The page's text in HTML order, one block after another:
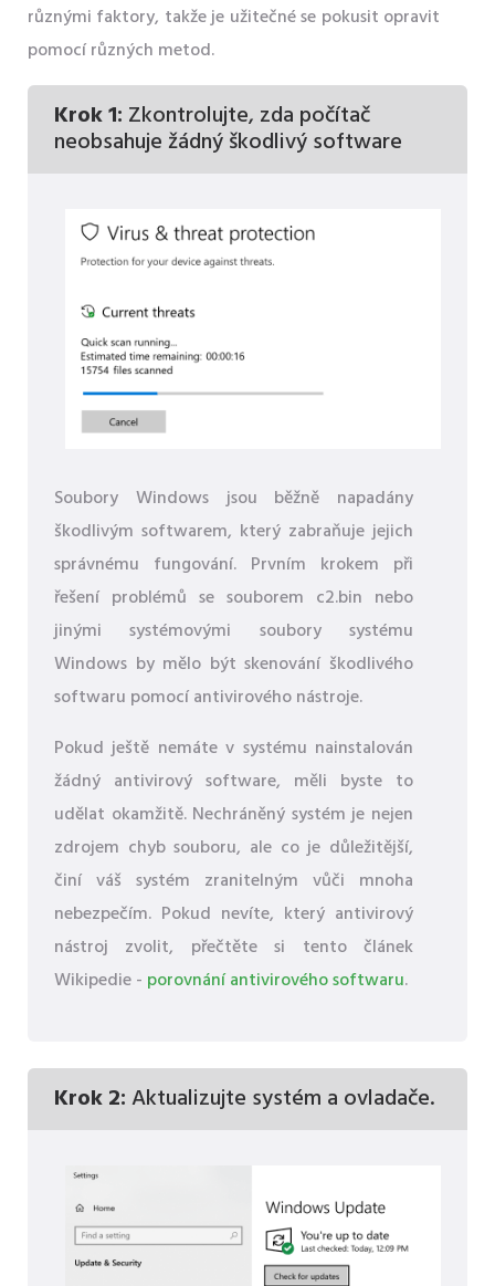
různými faktory, takže je užitečné se pokusit opravit
pomocí různých metod.
Krok 1: Zkontrolujte, zda počítač
neobsahuje žádný škodlivý software
Soubory Windows jsou běžně napadány
škodlivým softwarem, který zabraňuje jejich
správnému fungování. Prvním krokem při
řešení problémů se souborem c2.bin nebo
jinými systémovými soubory systému
Windows by mělo být skenování škodlivého
softwaru pomocí antivirového nástroje.
Pokud ještě nemáte v systému nainstalován
žádný antivirový software, měli byste to
udělat okamžitě. Nechráněný systém je nejen
zdrojem chyb souboru, ale co je důležitější,
činí váš systém zranitelným vůči mnoha
nebezpečím. Pokud nevíte, který antivirový
nástroj zvolit, přečtěte si tento článek
Wikipedie - porovnání antivirového softwaru.
Krok 2:Aktualizujte systém a ovladače.